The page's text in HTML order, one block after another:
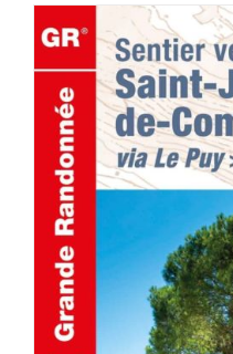
AJOUTER AU